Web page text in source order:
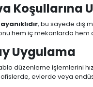
Koşullarına
, bu sayede dış
hem iç mekanlarda hem
Uygulama
düzenleme işlemlerini
evlerde veya